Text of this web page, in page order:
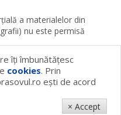
a materialelor din
nu este permisă
Despre proiect
FAQ
îţi îmbunătăţesc
cookies. Prin
eşti de acord
× Accept